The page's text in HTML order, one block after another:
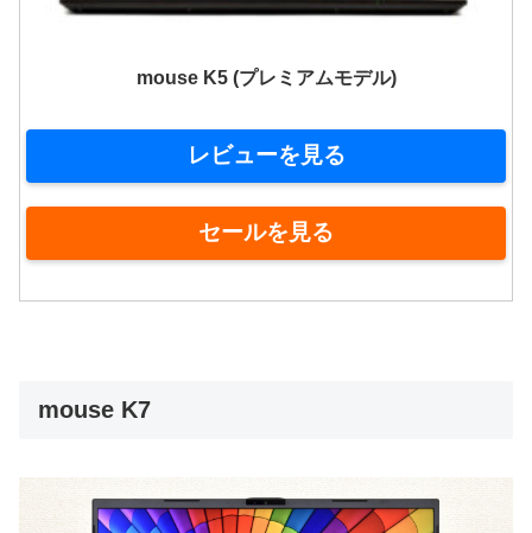
mouse K5 (プレミアムモデル)
レビューを見る
セールを見る
mouse K7